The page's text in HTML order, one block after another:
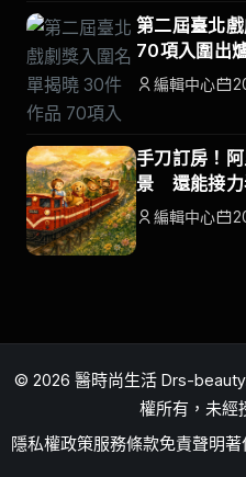
第二屆臺北
70項入圍出
編輯中心
手刀訂房！
景 還能接力
編輯中心
© 2026 醫時尚生活 Drs-
權所有，未經
隱私權政策服務條款免責聲明著